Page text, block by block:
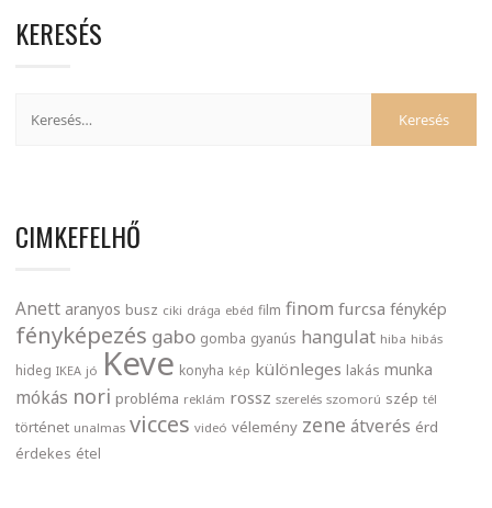
KERESÉS
CIMKEFELHŐ
Anett aranyos busz ciki drága ebéd film finom furcsa fénykép
fényképezés gabo gomba gyanús hangulat hiba hibás
hideg IKEA jó Keve konyha kép különleges lakás munka
mókás nori probléma reklám rossz szerelés szomorú szép tél
történet unalmas vicces videó vélemény zene átverés érd
érdekes étel